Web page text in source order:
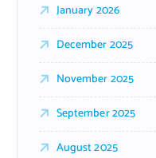
January 2026
December 2025
November 2025
September 2025
August 2025